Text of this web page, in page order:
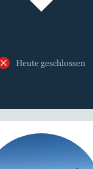
Heute geschlossen